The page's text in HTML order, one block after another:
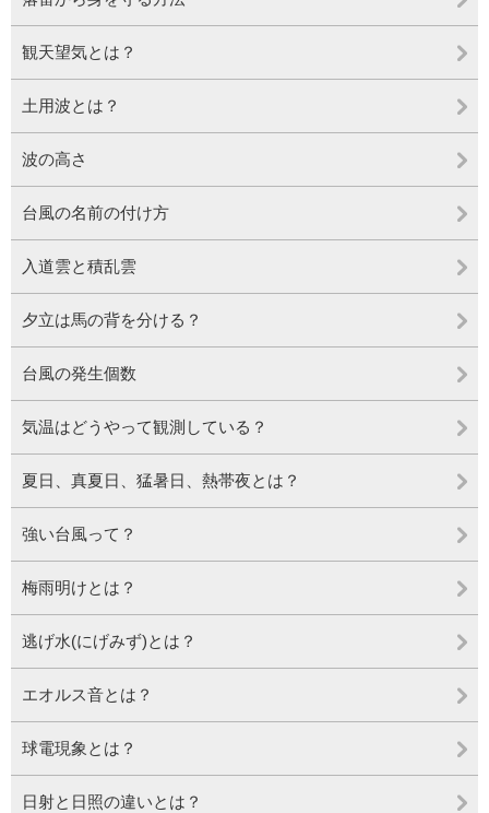
観天望気とは？
土用波とは？
波の高さ
台風の名前の付け方
入道雲と積乱雲
夕立は馬の背を分ける？
台風の発生個数
気温はどうやって観測している？
夏日、真夏日、猛暑日、熱帯夜とは？
強い台風って？
梅雨明けとは？
逃げ水(にげみず)とは？
エオルス音とは？
球電現象とは？
日射と日照の違いとは？